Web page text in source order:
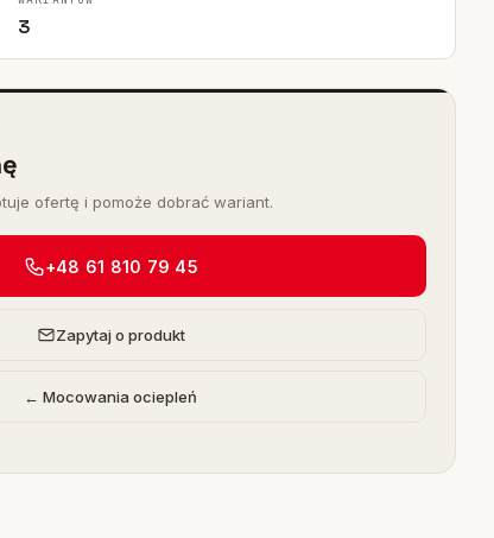
3
ofertę i pomoże dobrać wariant.
+48 61 810 79 45
Zapytaj o produkt
← Mocowania ociepleń